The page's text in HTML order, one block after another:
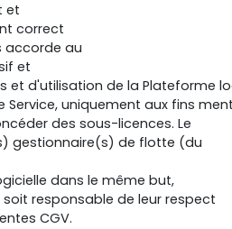
et
correct
accorde au
et
et d'utilisation de la Plateforme
Service, uniquement aux fins
des sous-licences. Le
gestionnaire(s) de flotte (du
dans le même but,
responsable de leur respect
CGV.